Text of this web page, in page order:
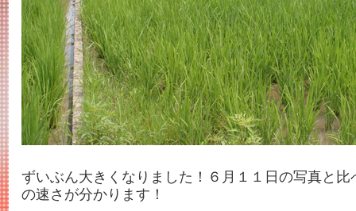
ずいぶん大きくなりました！６月１１日の写真と比
の速さが分かります！